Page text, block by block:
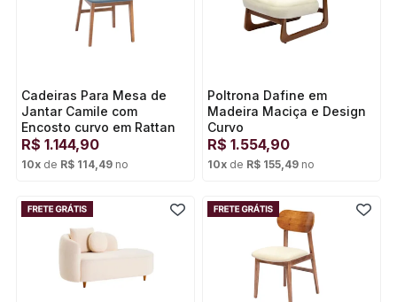
Cadeiras Para Mesa de
Jantar Camile com
Encosto curvo em Rattan
Natural
R$ 1.144,90
10x de R$ 114,49 no
Poltrona Dafine em
Madeira Maciça e Design
Curvo
R$ 1.554,90
10x de R$ 155,49 no